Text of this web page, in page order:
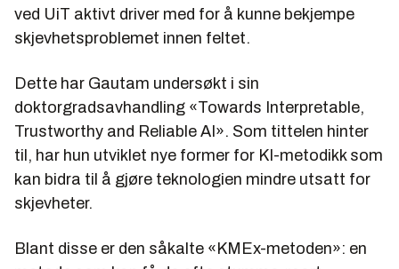
ved UiT aktivt driver med for å kunne bekjempe
skjevhetsproblemet innen feltet.
Dette har Gautam undersøkt i sin
doktorgradsavhandling «Towards Interpretable,
Trustworthy and Reliable AI». Som tittelen hinter
til, har hun utviklet nye former for KI-metodikk som
kan bidra til å gjøre teknologien mindre utsatt for
skjevheter.
Blant disse er den såkalte «KMEx-metoden»: en